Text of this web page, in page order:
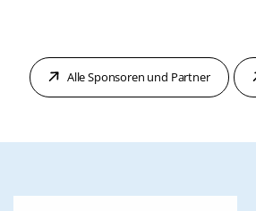
Alle Sponsoren und Partner